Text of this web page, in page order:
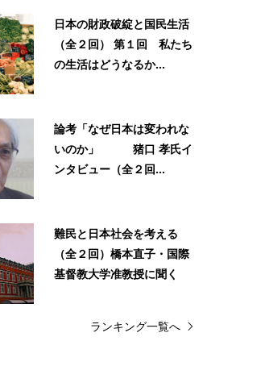
日本の財政破綻と国民生活
（全２回） 第１回 私たち
の生活はどうなるか...
論考「なぜ日本は変われな
いのか」 猪口 孝氏イ
ンタビュー（全２回...
難民と日本社会を考える
（全２回）橋本直子・国際
基督教大学准教授に聞く
ランキング一覧へ